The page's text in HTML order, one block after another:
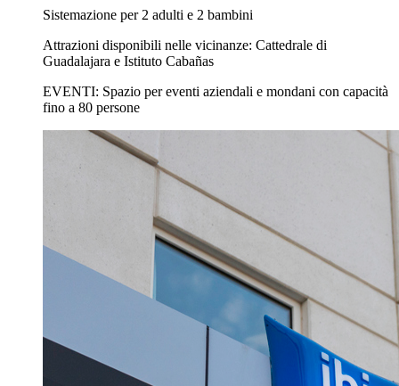
Sistemazione per 2 adulti e 2 bambini
Attrazioni disponibili nelle vicinanze: Cattedrale di
Guadalajara e Istituto Cabañas
EVENTI: Spazio per eventi aziendali e mondani con capacità
fino a 80 persone